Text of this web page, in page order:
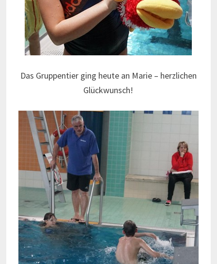
Das Gruppentier ging heute an Marie – herzlichen
Glückwunsch!